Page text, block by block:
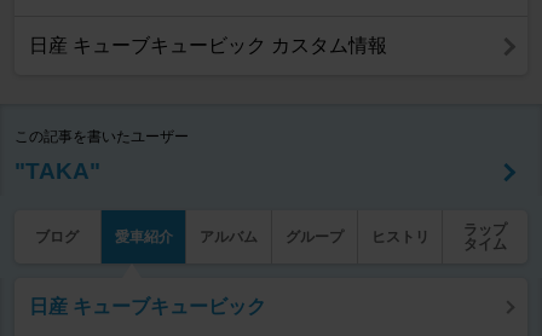
日産 キューブキュービック カスタム情報
この記事を書いたユーザー
"TAKA"
ブログ 愛車紹介 アルバム グループ ヒストリ
ラップ
タイム
日産 キューブキュービック